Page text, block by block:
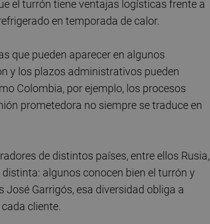
el turrón tiene ventajas logísticas frente a
en temporada de calor.
que pueden aparecer en algunos
y los plazos administrativos pueden
Colombia, por ejemplo, los procesos
prometedora no siempre se traduce en
de distintos países, entre ellos Rusia,
algunos conocen bien el turrón y
Garrigós, esa diversidad obliga a
cliente.